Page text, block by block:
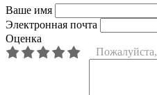
Ваше имя
Электронная почта
Оценка